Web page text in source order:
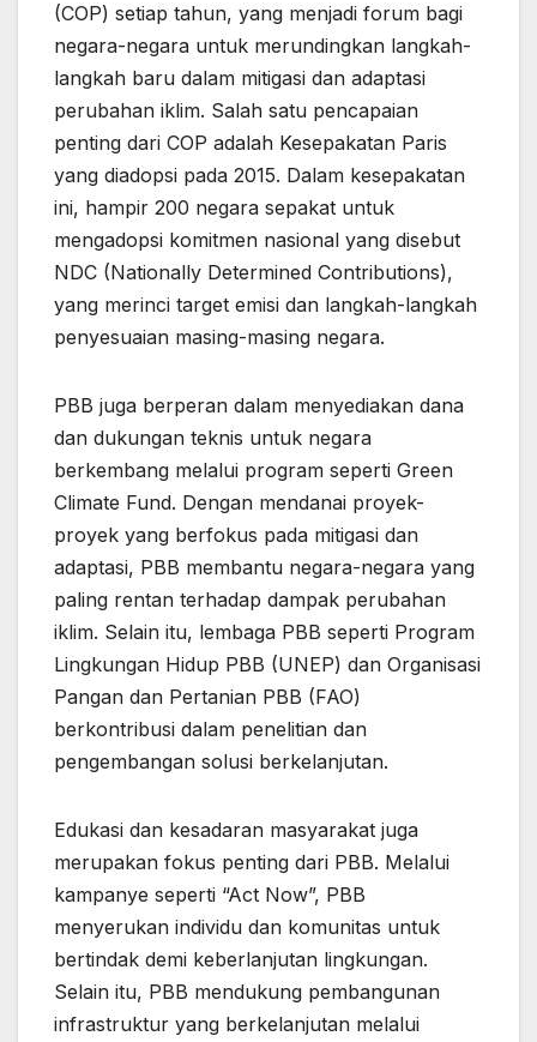
(COP) setiap tahun, yang menjadi forum bagi
negara-negara untuk merundingkan langkah-
langkah baru dalam mitigasi dan adaptasi
perubahan iklim. Salah satu pencapaian
penting dari COP adalah Kesepakatan Paris
yang diadopsi pada 2015. Dalam kesepakatan
ini, hampir 200 negara sepakat untuk
mengadopsi komitmen nasional yang disebut
NDC (Nationally Determined Contributions),
yang merinci target emisi dan langkah-langkah
penyesuaian masing-masing negara.
PBB juga berperan dalam menyediakan dana
dan dukungan teknis untuk negara
berkembang melalui program seperti Green
Climate Fund. Dengan mendanai proyek-
proyek yang berfokus pada mitigasi dan
adaptasi, PBB membantu negara-negara yang
paling rentan terhadap dampak perubahan
iklim. Selain itu, lembaga PBB seperti Program
Lingkungan Hidup PBB (UNEP) dan Organisasi
Pangan dan Pertanian PBB (FAO)
berkontribusi dalam penelitian dan
pengembangan solusi berkelanjutan.
Edukasi dan kesadaran masyarakat juga
merupakan fokus penting dari PBB. Melalui
kampanye seperti “Act Now”, PBB
menyerukan individu dan komunitas untuk
bertindak demi keberlanjutan lingkungan.
Selain itu, PBB mendukung pembangunan
infrastruktur yang berkelanjutan melalui